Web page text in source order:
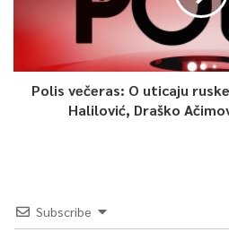
Polis večeras: O uticaju
Halilović, Draško
Subscribe